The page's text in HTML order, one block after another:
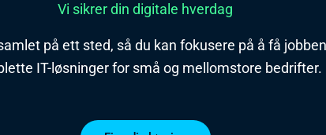
Vi sikrer din digitale hverdag
på ett sted, så du kan fokusere på å få
IT-løsninger for små og mellomstore bedrifter.